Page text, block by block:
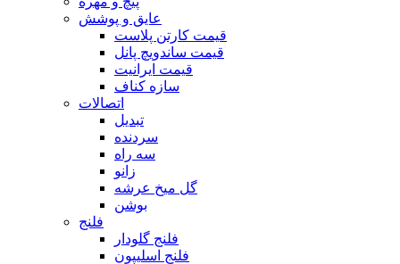
عایق و پوشش
قیمت کارتن پلاست
قیمت ساندویچ پانل
قیمت ایرانیت
سازه کناف
اتصالات
تبدیل
سردنده
سه راه
زانو
گل میخ عرشه
بوشن
فلنج
فلنج گلودار
فلنج اسلیپون